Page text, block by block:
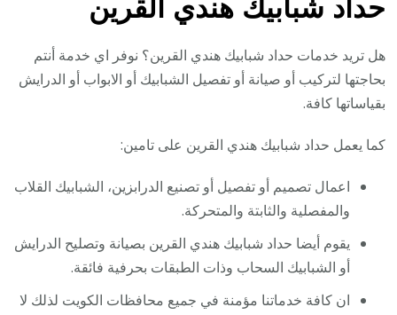
حداد شبابيك هندي القرين
هل تريد خدمات حداد شبابيك هندي القرين؟ نوفر اي خدمة أنتم
بحاجتها لتركيب أو صيانة أو تفصيل الشبابيك أو الابواب أو الدرايش
بقياساتها كافة.
كما يعمل حداد شبابيك هندي القرين على تامين:
اعمال تصميم أو تفصيل أو تصنيع الدرابزين، الشبابيك القلاب
والمفصلية والثابتة والمتحركة.
يقوم أيضا حداد شبابيك هندي القرين بصيانة وتصليح الدرايش
أو الشبابيك السحاب وذات الطبقات بحرفية فائقة.
ان كافة خدماتنا مؤمنة في جميع محافظات الكويت لذلك لا